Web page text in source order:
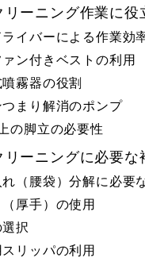
リーニング作業に役
イバーによる作業効
ン付きベストの利用
霧器の役割
つまり解消のポンプ
の脚立の必要性
リーニングに必要な
れ（腰袋）分解に必要
厚手）の使用
択
リッパの利用